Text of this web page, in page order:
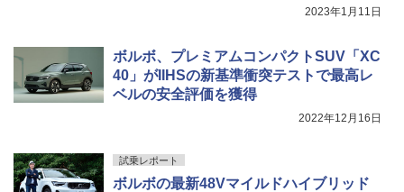
2023年1月11日
ボルボ、プレミアムコンパクトSUV「XC
40」がIIHSの新基準衝突テストで最高レ
ベルの安全評価を獲得
2022年12月16日
試乗レポート
ボルボの最新48Vマイルドハイブリッド